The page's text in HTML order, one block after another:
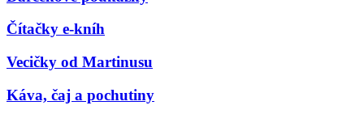
Čítačky e-kníh
Vecičky od Martinusu
Káva, čaj a pochutiny